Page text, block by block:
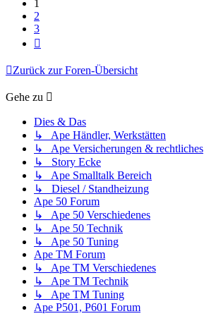
1
2
3
Zurück zur Foren-Übersicht
Gehe zu
Dies & Das
↳ Ape Händler, Werkstätten
↳ Ape Versicherungen & rechtliches
↳ Story Ecke
↳ Ape Smalltalk Bereich
↳ Diesel / Standheizung
Ape 50 Forum
↳ Ape 50 Verschiedenes
↳ Ape 50 Technik
↳ Ape 50 Tuning
Ape TM Forum
↳ Ape TM Verschiedenes
↳ Ape TM Technik
↳ Ape TM Tuning
Ape P501, P601 Forum